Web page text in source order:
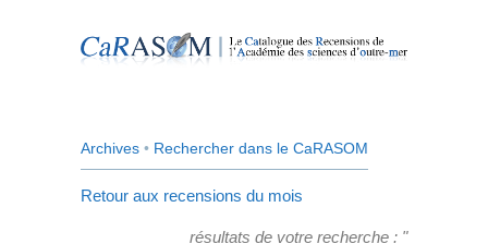
Archives • Rechercher dans le CaRASOM
Retour aux recensions du mois
résultats de votre recherche : "